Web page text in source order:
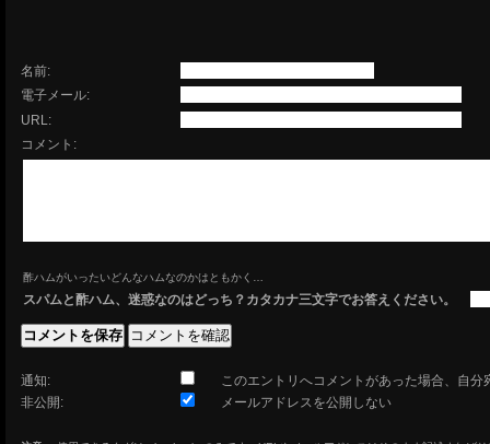
名前:
電子メール:
URL:
コメント:
酢ハムがいったいどんなハムなのかはともかく…
スパムと酢ハム、迷惑なのはどっち？カタカナ三文字でお答えください。
通知:
このエントリへコメントがあった場合、自分
非公開:
メールアドレスを公開しない